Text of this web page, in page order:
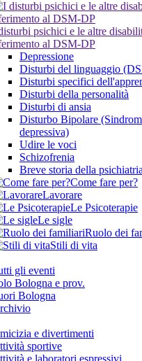
psichici e le altre
al DSM-DP
Depressione
Disturbi del linguaggio
Disturbi specifici
Disturbi della personalità
Disturbi di ansia
Disturbo Bipolare
depressiva)
Udire le voci
Schizofrenia
Breve storia della psichiatria
Come fare per?
Lavorare
Le Psicoterapie
Le sigle
Ruolo dei
Stili di vita
gli eventi
Bologna e prov.
Bologna
e divertimenti
sportive
e laboratori espressivi